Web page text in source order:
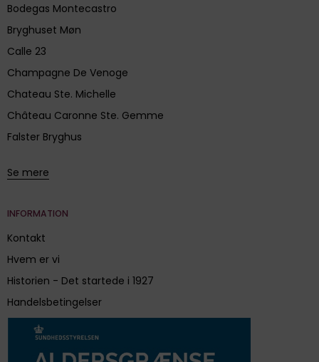
Bodegas Montecastro
Bryghuset Møn
Calle 23
Champagne De Venoge
Chateau Ste. Michelle
Château Caronne Ste. Gemme
Falster Bryghus
Se mere
INFORMATION
Kontakt
Hvem er vi
Historien - Det startede i 1927
Handelsbetingelser